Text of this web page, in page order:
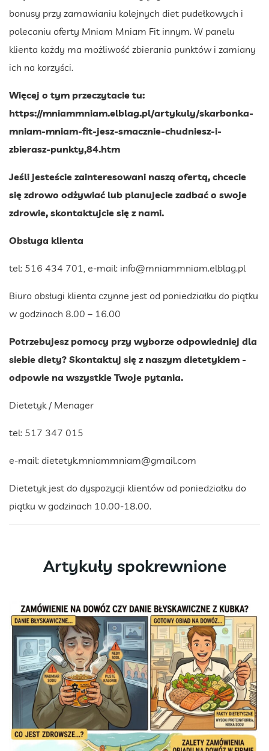
bonusy przy zamawianiu kolejnych diet pudełkowych i
polecaniu oferty Mniam Mniam Fit innym. W panelu
klienta każdy ma możliwość zbierania punktów i zamiany
ich na korzyści.
Więcej o tym przeczytacie tu:
https://mniammniam.elblag.pl/artykuly/skarbonka-
mniam-mniam-fit-jesz-smacznie-chudniesz-i-
zbierasz-punkty,84.htm
Jeśli jesteście zainteresowani naszą ofertą, chcecie
się zdrowo odżywiać lub planujecie zadbać o swoje
zdrowie, skontaktujcie się z nami.
Obsługa klienta
tel: 516 434 701, e-mail: info@mniammniam.elblag.pl
Biuro obsługi klienta czynne jest od poniedziałku do piątku
w godzinach 8.00 – 16.00
Potrzebujesz pomocy przy wyborze odpowiedniej dla
siebie diety? Skontaktuj się z naszym dietetykiem -
odpowie na wszystkie Twoje pytania.
Dietetyk / Menager
tel: 517 347 015
e-mail: dietetyk.mniammniam@gmail.com
Dietetyk jest do dyspozycji klientów od poniedziałku do
piątku w godzinach 10.00-18.00.
Artykuły spokrewnione